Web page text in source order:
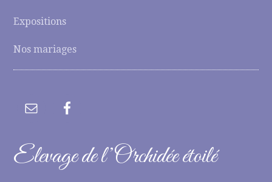
Expositions
Nos mariages
Elevage de l’Orchidée étoilé